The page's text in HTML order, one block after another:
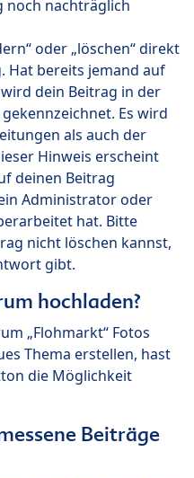
noch nachträglich
oder „löschen“ direkt
Hat bereits jemand auf
dein Beitrag in der
Es wird
als auch der
Hinweis erscheint
deinen Beitrag
Administrator oder
hat. Bitte
nicht löschen kannst,
gibt.
hochladen?
„Flohmarkt“ Fotos
Thema erstellen, hast
die Möglichkeit
Beiträge